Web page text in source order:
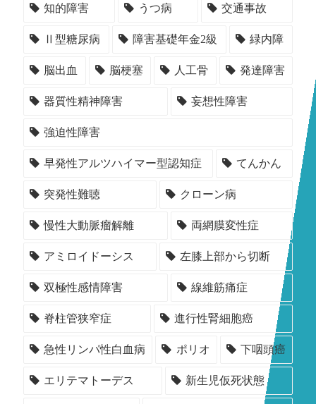
知的障害 うつ病 交通事故
Ⅱ型糖尿病 障害基礎年金2級 緑内障
脳出血 脳梗塞 人工骨 発達障害
器質性精神障害 妄想性障害
強迫性障害
早発性アルツハイマー型認知症 てんかん
突発性難聴 クローン病
慢性大動脈瘤解離 両網膜変性症
アミロイドーシス 左膝上部から切断
双極性感情障害 線維筋痛症
脊柱管狭窄症 進行性腎細胞癌
急性リンパ性白血病 ポリオ 下咽頭癌
エリテマトーデス 新生児仮死状態